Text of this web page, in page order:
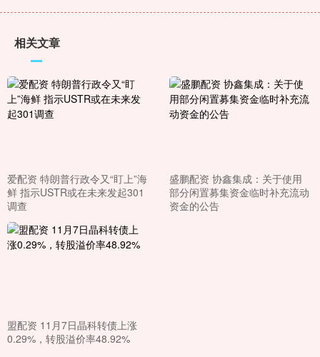
相关文章
爱配资 特朗普行政令又“盯上”海
鲜 指示USTR或在未来发起301
调查
盛鹏配资 协鑫集成：关于使用
部分闲置募集资金临时补充流动
资金的公告
盟配资 11月7日晶科转债上涨
0.29%，转股溢价率48.92%